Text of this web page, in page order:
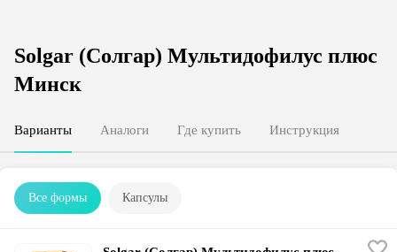
Solgar (Солгар) Мультидофилус плюс
Минск
Варианты Аналоги Где купить Инструкция
Все формы Капсулы